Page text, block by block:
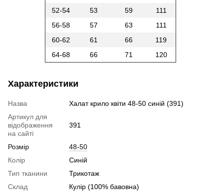
52-54
53 59
111
56-58
57 63
111
60-62
61 66
119
64-68
66 71 120
Характеристики
Назва
Халат крило квіти 48-50 синій (391)
Артикул для
відображення
на сайті
391
Розмір
48-50
Колір
Синій
Тип тканини
Трикотаж
Склад
Кулір (100% бавовна)